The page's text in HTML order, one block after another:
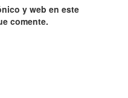
y web en este
comente.